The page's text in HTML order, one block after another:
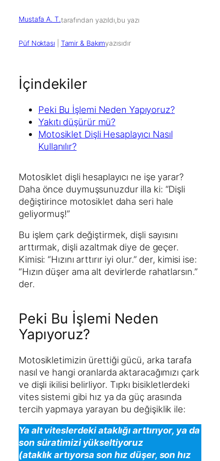
Mustafa A. T.tarafından yazıldı,bu yazı
Püf Noktası Tamir & Bakımyazısıdır
İçindekiler
Peki Bu İşlemi Neden Yapıyoruz?
Yakıtı düşürür mü?
Motosiklet Dişli Hesaplayıcı Nasıl
Kullanılır?
Motosiklet dişli hesaplayıcı ne işe yarar?
Daha önce duymuşsunuzdur illa ki: “Dişli
değiştirince motosiklet daha seri hale
geliyormuş!”
Bu işlem çark değiştirmek, dişli sayısını
arttırmak, dişli azaltmak diye de geçer.
Kimisi: “Hızını arttırır iyi olur.” der, kimisi ise:
“Hızın düşer ama alt devirlerde rahatlarsın.”
der.
Peki Bu İşlemi Neden
Yapıyoruz?
Motosikletimizin ürettiği gücü, arka tarafa
nasıl ve hangi oranlarda aktaracağımızı çark
ve dişli ikilisi belirliyor. Tıpkı bisikletlerdeki
vites sistemi gibi hız ya da güç arasında
tercih yapmaya yarayan bu değişiklik ile:
Ya alt viteslerdeki ataklığı arttırıyor, ya da
son süratimizi yükseltiyoruz
(ataklık artıyorsa son hız düşer, son hız